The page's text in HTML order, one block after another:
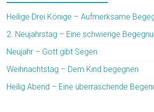
Heilige Drei Könige – Aufmerksame
2. Neujahrstag – Eine schwierige
Neujahr – Gott gibt Segen
Weihnachtstag – Dem Kind begegnen
Heilig Abend – Eine überraschende